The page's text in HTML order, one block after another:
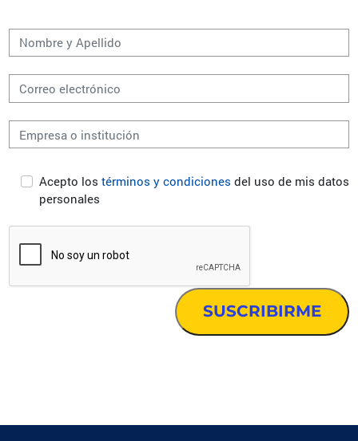
Acepto los términos y condiciones del uso de mis datos
personales